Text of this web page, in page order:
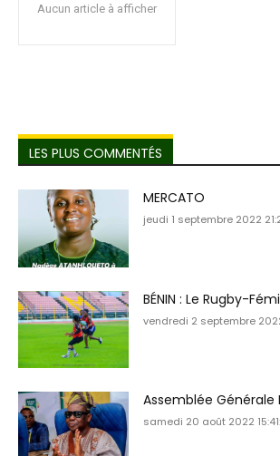
Aucun article à afficher
LES PLUS COMMENTÉS
MERCATO
jeudi 1 septembre 2022
BÉNIN : Le Rugby-
vendredi 2 septembre
Assemblée Générale
samedi 20 août 2022